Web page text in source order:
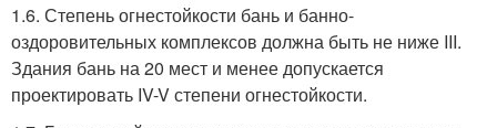
1.6. Степень огнестойкости бань и банно-
оздоровительных комплексов должна быть не ниже III.
Здания бань на 20 мест и менее допускается
проектировать IV-V степени огнестойкости.